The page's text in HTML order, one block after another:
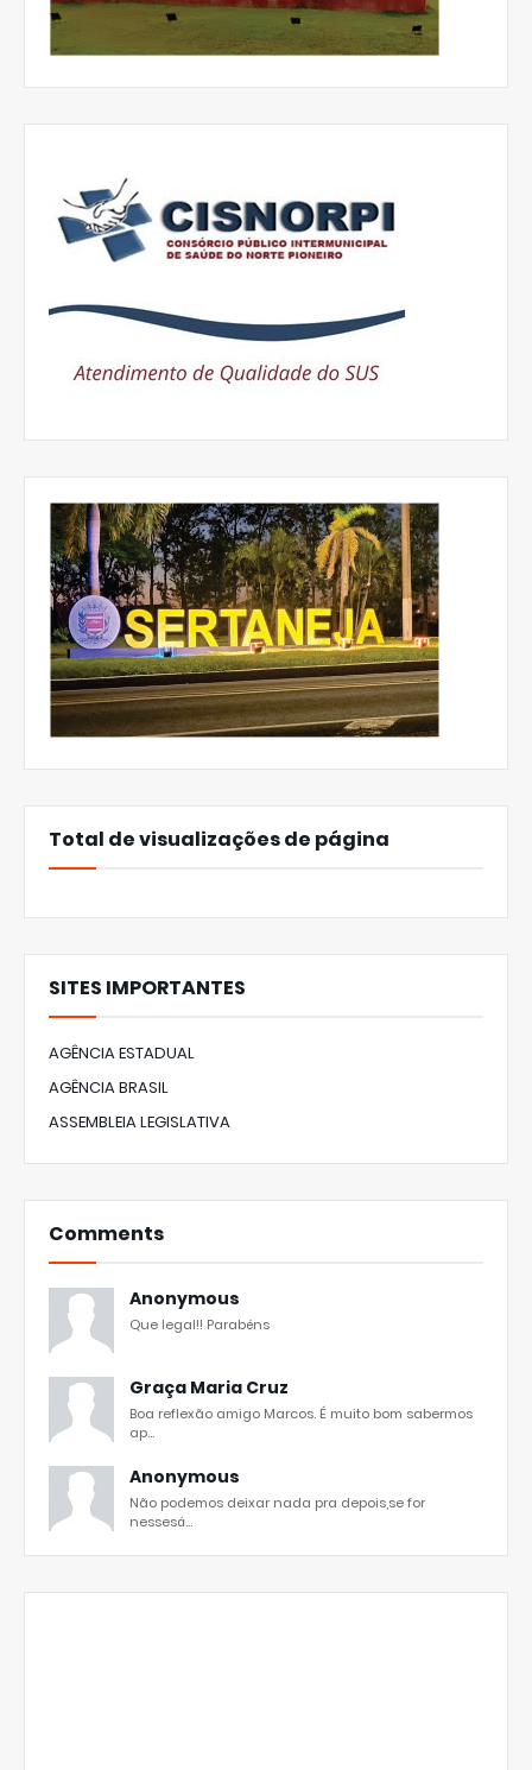
Total de visualizações de página
SITES IMPORTANTES
AGÊNCIA ESTADUAL
AGÊNCIA BRASIL
ASSEMBLEIA LEGISLATIVA
Comments
Anonymous
Que legal!! Parabéns
Graça Maria Cruz
Boa reflexão amigo Marcos. É muito bom sabermos
ap...
Anonymous
Não podemos deixar nada pra depois,se for
nessesá...